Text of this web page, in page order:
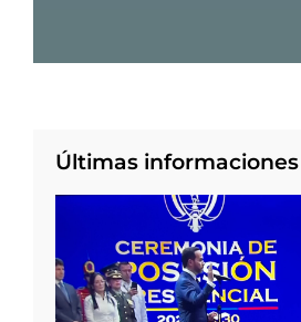
Últimas informaciones